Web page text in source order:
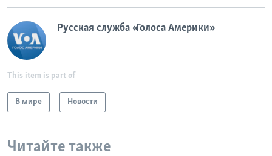
Русская служба «Голоса Америки»
This item is part of
В мире Новости
Читайте также